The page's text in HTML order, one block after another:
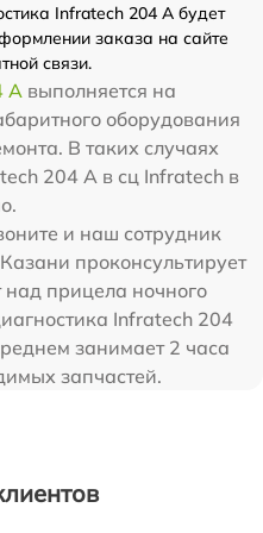
Infratech 204 А будет
заказа на сайте
связи.
А выполняется на
оборудования
В таких случаях
204 А в сц Infratech в
и наш сотрудник
проконсультирует
над прицела ночного
Infratech 204
занимает 2 часа
запчастей.